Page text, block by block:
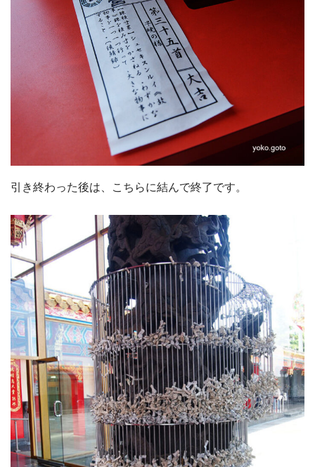
引き終わった後は、こちらに結んで終了です。